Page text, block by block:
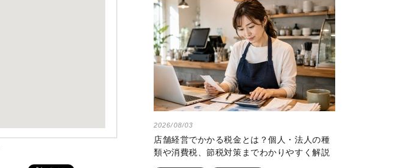
2026/08/03
店舗経営でかかる税金とは？個人・法人の種
類や消費税、節税対策までわかりやすく解説